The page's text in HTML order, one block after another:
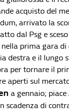
acquisto del
arrivato la
dal Psg e
prima gara
destra e il lungo
per tornare il
aperti sul
a gennaio; piace
scadenza di